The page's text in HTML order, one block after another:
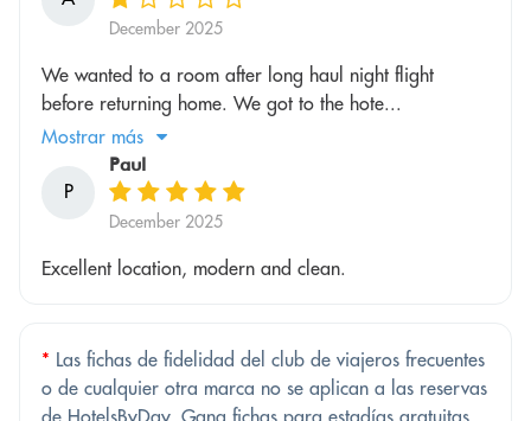
December 2025
We wanted to a room after long haul night flight
before returning home. We got to the hote...
Mostrar más
P
Paul
December 2025
Excellent location, modern and clean.
* Las fichas de fidelidad del club de viajeros frecuentes
o de cualquier otra marca no se aplican a las reservas
de HotelsByDay. Gana fichas para estadías gratuitas